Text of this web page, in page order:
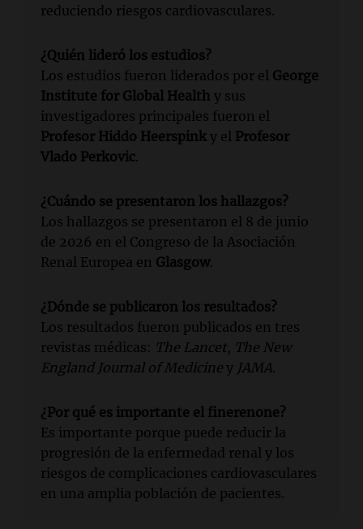
reduciendo riesgos cardiovasculares.
¿Quién lideró los estudios?
Los estudios fueron liderados por el George
Institute for Global Health y sus
investigadores principales fueron el
Profesor Hiddo Heerspink y el Profesor
Vlado Perkovic.
¿Cuándo se presentaron los hallazgos?
Los hallazgos se presentaron el 8 de junio
de 2026 en el Congreso de la Asociación
Renal Europea en Glasgow.
¿Dónde se publicaron los resultados?
Los resultados fueron publicados en tres
revistas médicas: The Lancet, The New
England Journal of Medicine y JAMA.
¿Por qué es importante el finerenone?
Es importante porque puede reducir la
progresión de la enfermedad renal y los
riesgos de complicaciones cardiovasculares
en una amplia población de pacientes.